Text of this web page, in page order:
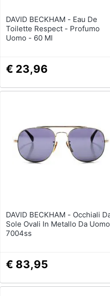
DAVID BECKHAM - Eau De
Toilette Respect - Profumo
Uomo - 60 Ml
€ 23,96
DAVID BECKHAM - Occhiali Da
Sole Ovali In Metallo Da Uomo
7004ss
€ 83,95